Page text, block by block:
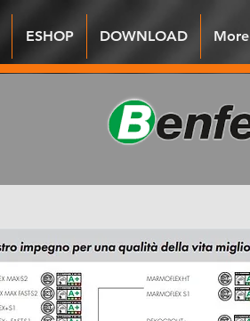
ESHOP DOWNLOAD More